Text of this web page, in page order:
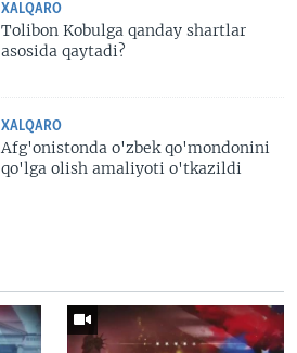
XALQARO
Tolibon Kobulga qanday shartlar
asosida qaytadi?
XALQARO
Afg'onistonda o'zbek qo'mondonini
qo'lga olish amaliyoti o'tkazildi